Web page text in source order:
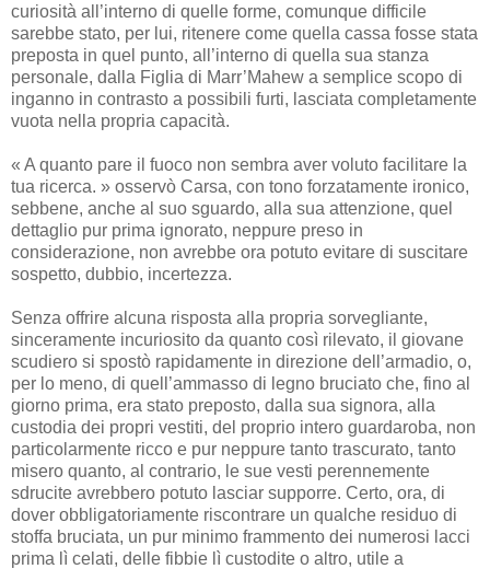
curiosità all’interno di quelle forme, comunque difficile
sarebbe stato, per lui, ritenere come quella cassa fosse stata
preposta in quel punto, all’interno di quella sua stanza
personale, dalla Figlia di Marr’Mahew a semplice scopo di
inganno in contrasto a possibili furti, lasciata completamente
vuota nella propria capacità.
« A quanto pare il fuoco non sembra aver voluto facilitare la
tua ricerca. » osservò Carsa, con tono forzatamente ironico,
sebbene, anche al suo sguardo, alla sua attenzione, quel
dettaglio pur prima ignorato, neppure preso in
considerazione, non avrebbe ora potuto evitare di suscitare
sospetto, dubbio, incertezza.
Senza offrire alcuna risposta alla propria sorvegliante,
sinceramente incuriosito da quanto così rilevato, il giovane
scudiero si spostò rapidamente in direzione dell’armadio, o,
per lo meno, di quell’ammasso di legno bruciato che, fino al
giorno prima, era stato preposto, dalla sua signora, alla
custodia dei propri vestiti, del proprio intero guardaroba, non
particolarmente ricco e pur neppure tanto trascurato, tanto
misero quanto, al contrario, le sue vesti perennemente
sdrucite avrebbero potuto lasciar supporre. Certo, ora, di
dover obbligatoriamente riscontrare un qualche residuo di
stoffa bruciata, un pur minimo frammento dei numerosi lacci
prima lì celati, delle fibbie lì custodite o altro, utile a